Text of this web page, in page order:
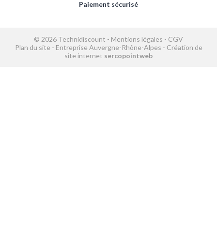
Paiement sécurisé
© 2026 Technidiscount - Mentions légales - CGV
Plan du site - Entreprise Auvergne-Rhône-Alpes - Création de
site internet sercopointweb